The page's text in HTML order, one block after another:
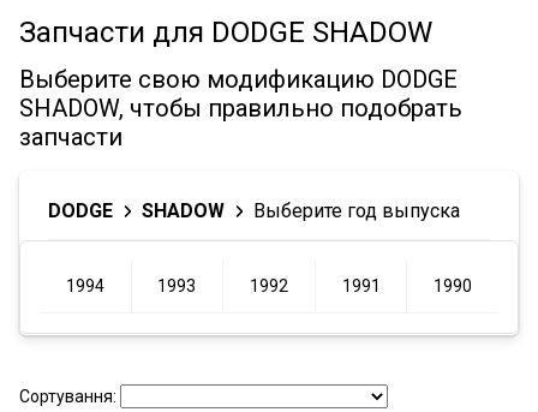
Запчасти для DODGE SHADOW
Выберите свою модификацию DODGE
SHADOW, чтобы правильно подобрать
запчасти
DODGE SHADOW Выберите год выпуска
1994 1993 1992 1991 1990
Сортування: